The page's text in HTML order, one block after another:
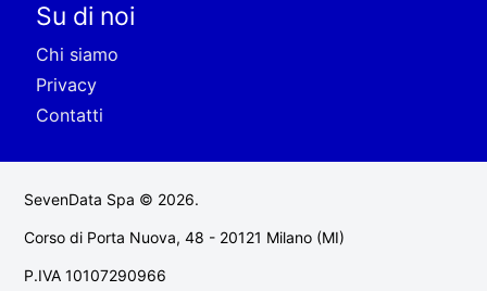
Su di noi
Chi siamo
Privacy
Contatti
SevenData Spa © 2026.
Corso di Porta Nuova, 48 - 20121 Milano (MI)
P.IVA 10107290966